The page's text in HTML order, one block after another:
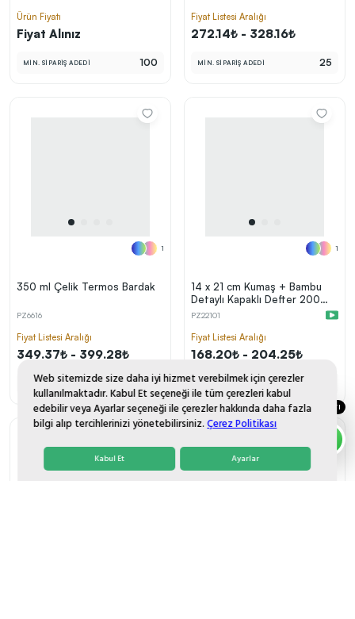
Web sitemizde size daha iyi hizmet verebilmek için çerezler
kullanılmaktadır. Kabul Et seçeneği ile tüm çerezleri kabul
edebilir veya Ayarlar seçeneği ile çerezler hakkında daha fazla
bilgi alıp tercihlerinizi yönetebilirsiniz.Çerez Politikası
Kabul Et Ayarlar
Ürün Fiyatı
Fiyat Alınız
MİN. SİPARİŞ ADEDİ 100
Fiyat Listesi Aralığı
272.14₺ - 328.16₺
MİN. SİPARİŞ ADEDİ 25
1
350 ml Çelik Termos Bardak
PZ6616
Fiyat Listesi Aralığı
349.37₺ - 399.28₺
MİN. SİPARİŞ ADEDİ 25
1
14 x 21 cm Kumaş + Bambu
Detaylı Kapaklı Defter 200
Sayfa 80 gr Ivory Krem Çizgili
PZ22101
Fiyat Listesi Aralığı
168.20₺ - 204.25₺
MİN. SİPARİŞ ADEDİ
DESTEK HATTI